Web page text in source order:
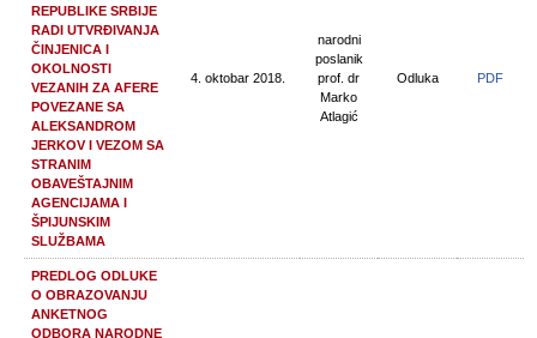
REPUBLIKE SRBIJE
RADI UTVRĐIVANJA
ČINJENICA I
OKOLNOSTI
VEZANIH ZA AFERE
POVEZANE SA
ALEKSANDROM
JERKOV I VEZOM SA
STRANIM
OBAVEŠTAJNIM
AGENCIJAMA I
ŠPIJUNSKIM
SLUŽBAMA
4. oktobar 2018.
narodni
poslanik
prof. dr
Marko
Atlagić
Odluka PDF
PREDLOG ODLUKE
O OBRAZOVANJU
ANKETNOG
ODBORA NARODNE